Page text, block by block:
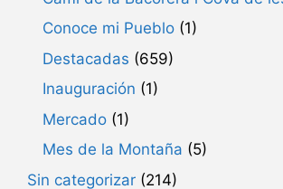
Conoce mi Pueblo (1)
Destacadas (659)
Inauguración (1)
Mercado (1)
Mes de la Montaña (5)
Sin categorizar (214)